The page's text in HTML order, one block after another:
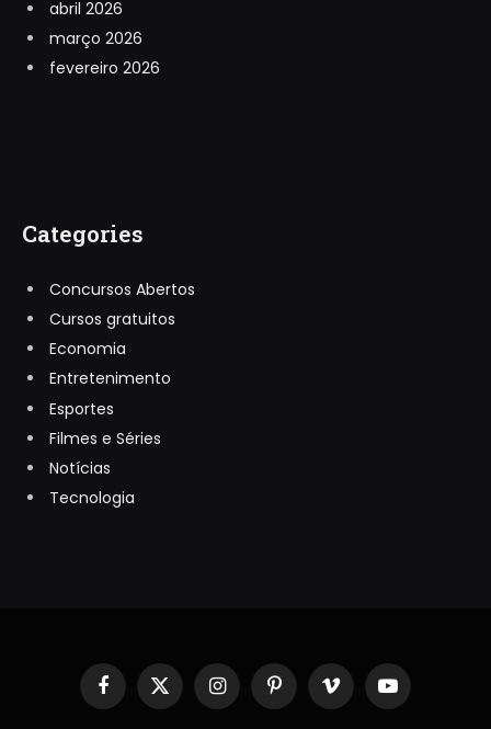
abril 2026
março 2026
fevereiro 2026
Categories
Concursos Abertos
Cursos gratuitos
Economia
Entretenimento
Esportes
Filmes e Séries
Notícias
Tecnologia
Facebook
X
(Twitter)
InstagramPinterestVimeo YouTube